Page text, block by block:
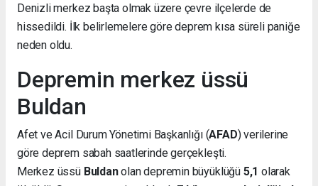
Denizli merkez başta olmak üzere çevre ilçelerde de
hissedildi. İlk belirlemelere göre deprem kısa süreli paniğe
neden oldu.
Depremin merkez üssü
Buldan
Afet ve Acil Durum Yönetimi Başkanlığı (AFAD) verilerine
göre deprem sabah saatlerinde gerçekleşti.
Merkez üssü Buldanolan depremin büyüklüğü 5,1 olarak